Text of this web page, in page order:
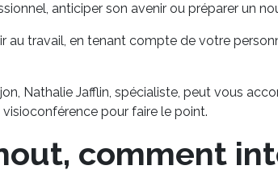
anticiper son avenir ou préparer un
au travail, en tenant compte de votre
Nathalie Jafflin, spécialiste, peut vous
pour faire le point.
comment